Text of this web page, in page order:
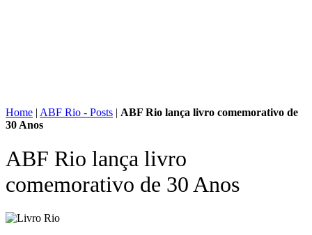
Home | ABF Rio - Posts | ABF Rio lança livro comemorativo de
30 Anos
ABF Rio lança livro
comemorativo de 30 Anos